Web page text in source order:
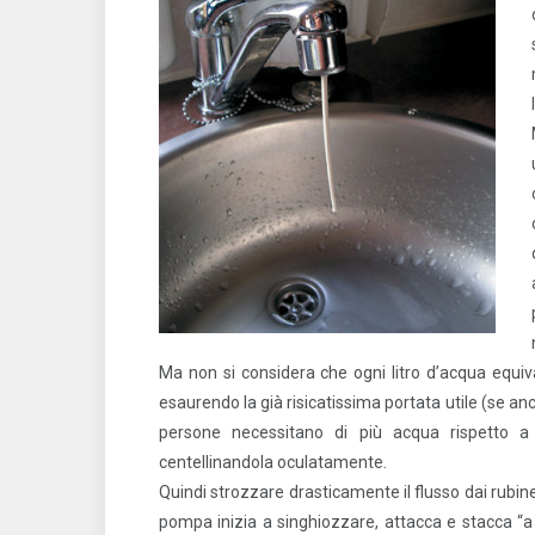
Ma non si considera che ogni litro d’acqua
esaurendo la già risicatissima portata utile (se
persone necessitano di più acqua rispetto
centellinandola oculatamente.
Quindi strozzare drasticamente il flusso dai
pompa inizia a singhiozzare, attacca e stacca